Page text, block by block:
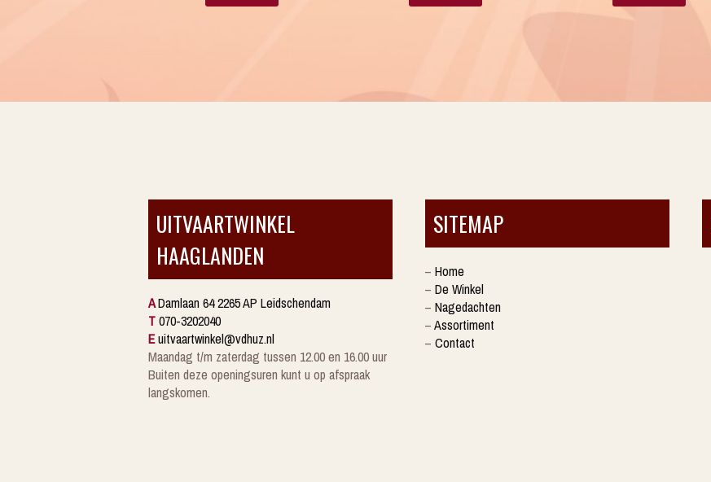
UITVAARTWINKEL
HAAGLANDEN
ADamlaan 64 2265 AP Leidschendam
T070-3202040
Euitvaartwinkel@vdhuz.nl
Maandag t/m zaterdag tussen 12.00 en 16.00 uur
Buiten deze openingsuren kunt u op afspraak
langskomen.
SITEMAP
– Home
– De Winkel
– Nagedachten
–Assortiment
– Contact